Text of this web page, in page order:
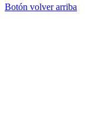
Botón volver arriba